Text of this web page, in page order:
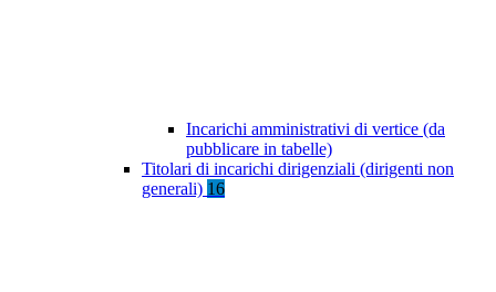
Incarichi amministrativi di vertice (da
pubblicare in tabelle)
Titolari di incarichi dirigenziali (dirigenti non
generali) 16